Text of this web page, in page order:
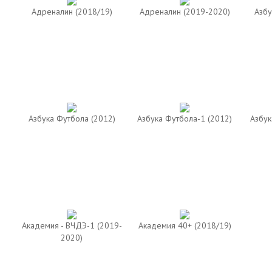
Адреналин (2018/19) Адреналин (2019-2020)
Азбука Футбола (2012) Азбука Футбола-1 (2012)
Академия - ВЧДЭ-1 (2019-
2020)
Академия 40+ (2018/19)